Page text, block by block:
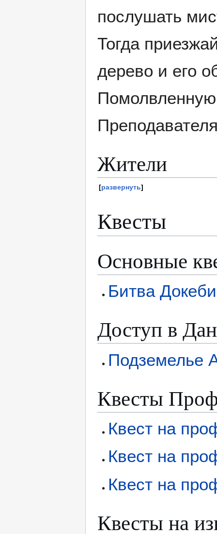
послушать
Тогда
дерево и его
Жители
развернуть
Квесты
Основные
Битва Докеби
Доступ в
Подземелье
Квесты
Квест на
Квест на
Квест на
Квесты на